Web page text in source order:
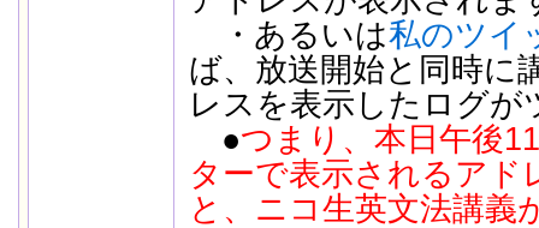
・あるいは私のツイ
ば、放送開始と同時に
レスを表示したログが
●つまり、本日午後
ターで表示されるアド
と、ニコ生英文法講義